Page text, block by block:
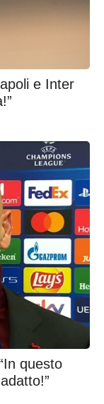
e Inter
questo